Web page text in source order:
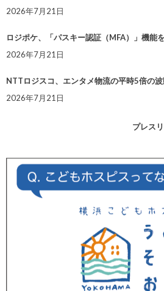
2026年7月21日
ロジポケ、「パスキー認証（MFA）」機能
2026年7月21日
NTTロジスコ、エンタメ物流の平時5倍の
2026年7月21日
プレス